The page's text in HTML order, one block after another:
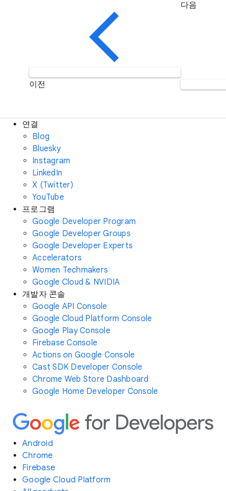
이전
다음
연결
Blog
Bluesky
Instagram
LinkedIn
X (Twitter)
YouTube
프로그램
Google Developer Program
Google Developer Groups
Google Developer Experts
Accelerators
Women Techmakers
Google Cloud & NVIDIA
개발자 콘솔
Google API Console
Google Cloud Platform Console
Google Play Console
Firebase Console
Actions on Google Console
Cast SDK Developer Console
Chrome Web Store Dashboard
Google Home Developer Console
Android
Chrome
Firebase
Google Cloud Platform